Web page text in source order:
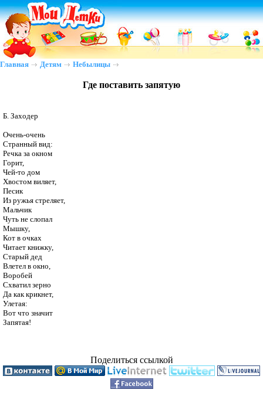
Главная Детям Небылицы
Где поставить запятую
Б. Заходер
Очень-очень
Странный вид:
Речка за окном
Горит,
Чей-то дом
Хвостом виляет,
Песик
Из ружья стреляет,
Мальчик
Чуть не слопал
Мышку,
Кот в очках
Читает книжку,
Старый дед
Влетел в окно,
Воробей
Схватил зерно
Да как крикнет,
Улетая:
Вот что значит
Запятая!
Поделиться ссылкой